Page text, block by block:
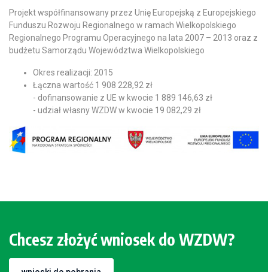
Projekt współfinansowany przez Unię Europejską z Europejskiego
Funduszu Rozwoju Regionalnego w ramach Wielkopolskiego
Regionalnego Programu Operacyjnego na lata 2007 – 2013 oraz z
budżetu Samorządu Województwa Wielkopolskiego
Okres realizacji: 2015
Łączna wartość 1 908 228,92 zł
- dofinansowanie z UE w kwocie 1 889 146,63 zł
- udział własny WZDW w kwocie 19 082,29 zł
Chcesz złożyć wniosek do WZDW?